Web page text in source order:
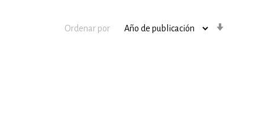
Ordenar por